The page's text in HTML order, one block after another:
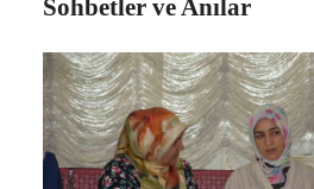
Sohbetler ve Anılar